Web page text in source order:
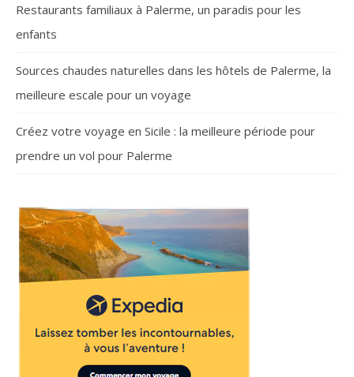
Restaurants familiaux à Palerme, un paradis pour les
enfants
Sources chaudes naturelles dans les hôtels de Palerme, la
meilleure escale pour un voyage
Créez votre voyage en Sicile : la meilleure période pour
prendre un vol pour Palerme